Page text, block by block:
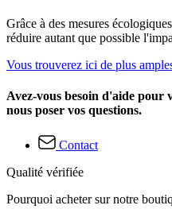
Grâce à des mesures
réduire autant que possible
Vous trouverez ici de plus
Avez-vous besoin d'aide pour
nous poser vos questions.
Contact
Qualité vérifiée
Pourquoi acheter sur notre